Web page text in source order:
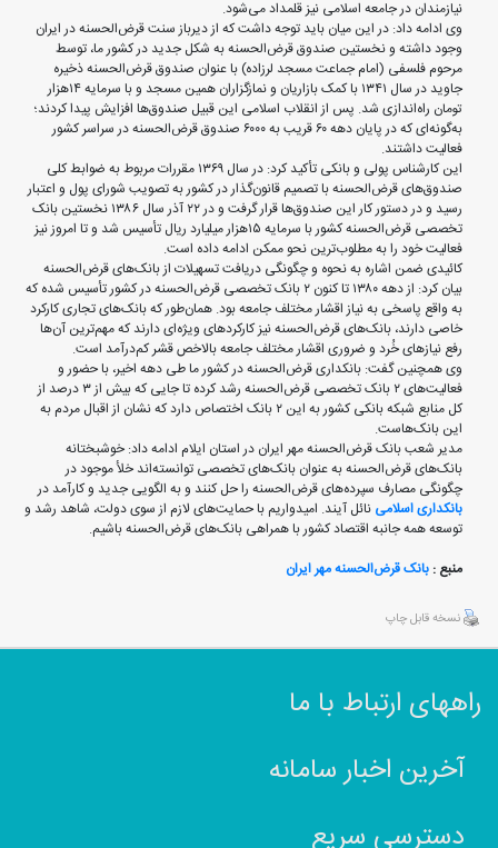
نیازمندان در جامعه اسلامی نیز قلمداد می‌شود.
وی ادامه داد: در این میان باید توجه داشت که از دیرباز سنت قرض‌الحسنه در ایران
وجود داشته و نخستین صندوق قرض‌الحسنه به شکل جدید در کشور ما، توسط
مرحوم فلسفی (امام جماعت مسجد لرزاده) با عنوان صندوق قرض‌الحسنه ذخیره
جاوید در سال ۱۳۴۱ با کمک بازاریان و نمازگزاران همین مسجد و با سرمایه ۱۴هزار
تومان راه‌اندازی شد. پس از انقلاب اسلامی این قبیل صندوق‌ها افزایش پیدا کردند؛
به‌گونه‌ای که در پایان دهه ۶۰ قریب به ۶۰۰۰ صندوق قرض‌الحسنه در سراسر کشور
فعالیت داشتند.
این کارشناس پولی و بانکی تأکید کرد: در سال ۱۳۶۹ مقررات مربوط به ضوابط کلی
صندوق‌های قرض‌الحسنه با تصمیم قانون‌گذار در کشور به تصویب شورای پول و اعتبار
رسید و در دستور کار این صندوق‌ها قرار گرفت و در ۲۲ آذر سال ۱۳۸۶ نخستین بانک
تخصصی قرض‌الحسنه کشور با سرمایه ۱۵هزار میلیارد ریال تأسیس شد و تا امروز نیز
فعالیت خود را به مطلوب‌ترین نحو ممکن ادامه داده است.
کائیدی ضمن اشاره به نحوه و چگونگی دریافت تسهیلات از بانک‌های قرض‌الحسنه
بیان کرد: از دهه ۱۳۸۰ تا کنون ۲ بانک تخصصی قرض‌الحسنه در کشور تأسیس شده که
به واقع پاسخی به نیاز اقشار مختلف جامعه بود. همان‌طور که بانک‌های تجاری کارکرد
خاصی دارند، بانک‌های قرض‌الحسنه نیز کارکردهای ویژه‌ای دارند که مهم‌ترین آن‌ها
رفع نیازهای خُرد و ضروری اقشار مختلف جامعه بالاخص قشر کم‌درآمد است.
وی همچنین گفت: بانکداری قرض‌الحسنه در کشور ما طی دهه اخیر، با حضور و
فعالیت‌های ۲ بانک تخصصی قرض‌الحسنه رشد کرده تا جایی که بیش از ۳ درصد از
کل منابع شبکه بانکی کشور به این ۲ بانک اختصاص دارد که نشان از اقبال مردم به
این بانک‌هاست.
مدیر شعب بانک قرض‌الحسنه مهر ایران در استان ایلام ادامه داد: خوشبختانه
بانک‌های قرض‌الحسنه به عنوان بانک‌های تخصصی توانسته‌اند خلأ موجود در
چگونگی مصارف سپرده‌های قرض‌الحسنه را حل کنند و به الگویی جدید و کارآمد در
بانکداری اسلامی نائل آیند. امیدواریم با حمایت‌های لازم از سوی دولت، شاهد رشد و
توسعه همه‌ جانبه اقتصاد کشور با همراهی بانک‌های قرض‌الحسنه باشیم.
منبع : بانک قرض‌الحسنه مهر ایران
نسخه قابل چاپ
راههای ارتباط با ما
آخرین اخبار سامانه
دسترسی سریع